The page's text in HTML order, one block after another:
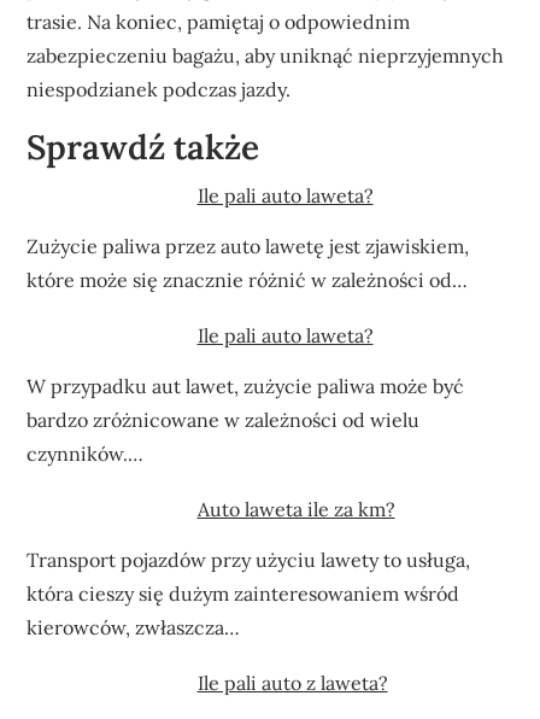
trasie. Na koniec, pamiętaj o odpowiednim
zabezpieczeniu bagażu, aby uniknąć nieprzyjemnych
niespodzianek podczas jazdy.
Sprawdź także
Ile pali auto laweta?
Zużycie paliwa przez auto lawetę jest zjawiskiem,
które może się znacznie różnić w zależności od…
Ile pali auto laweta?
W przypadku aut lawet, zużycie paliwa może być
bardzo zróżnicowane w zależności od wielu
czynników.…
Auto laweta ile za km?
Transport pojazdów przy użyciu lawety to usługa,
która cieszy się dużym zainteresowaniem wśród
kierowców, zwłaszcza…
Ile pali auto z laweta?